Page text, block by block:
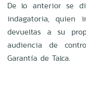
De lo anterior se
indagatoria, quien
devueltas a su
audiencia de
Garantía de Talca.